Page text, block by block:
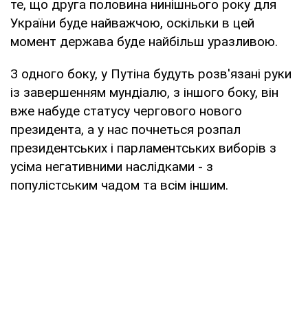
те, що друга половина нинішнього року для
України буде найважчою, оскільки в цей
момент держава буде найбільш уразливою.
З одного боку, у Путіна будуть розв'язані руки
із завершенням мундіалю, з іншого боку, він
вже набуде статусу чергового нового
президента, а у нас почнеться розпал
президентських і парламентських виборів з
усіма негативними наслідками - з
популістським чадом та всім іншим.